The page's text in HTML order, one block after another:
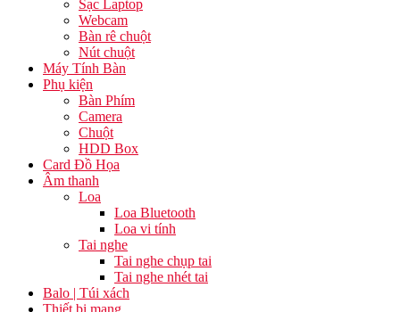
Sạc Laptop
Webcam
Bàn rê chuột
Nút chuột
Máy Tính Bàn
Phụ kiện
Bàn Phím
Camera
Chuột
HDD Box
Card Đồ Họa
Âm thanh
Loa
Loa Bluetooth
Loa vi tính
Tai nghe
Tai nghe chụp tai
Tai nghe nhét tai
Balo | Túi xách